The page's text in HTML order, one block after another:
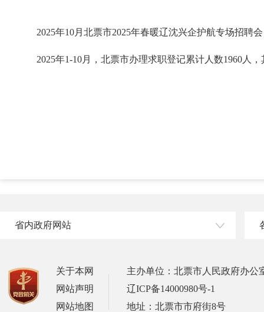
2025年10月北票市2025年春暖辽沈兴企护航专场招聘
2025年1-10月，北票市办理求职登记累计人数1960人
省内政府网站
关于本网
网站声明
网站地图
主办单位：北票市人民政府办公
辽ICP备14000980号-1
地址：北票市市府街8号